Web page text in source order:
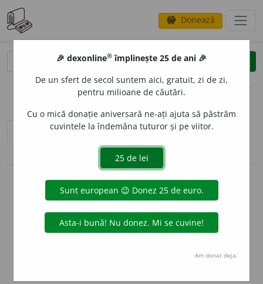
savings Donează
clear
opțiuni
sinteza definițiilor (1)
definiții (18)
pronunție volume_up
info
Aceste definiții sunt compilate de
echipa dexonline. Definițiile
originale se află pe filadefiniții.
Puteți reordona filele pe pagina de
🎉 dexonline® împlinește 25 de ani 🎉
De un sfert de secol suntem aici, gratuit, zi de zi,
pentru milioane de căutări.
Cu o mică donație aniversară ne-ați ajuta să păstrăm
cuvintele la îndemâna tuturor și pe viitor.
Am donat deja.